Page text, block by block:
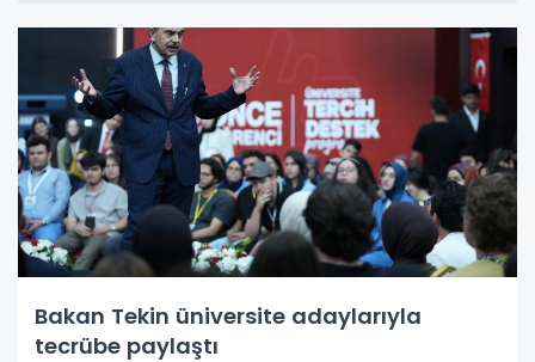
Bakan Tekin üniversite adaylarıyla
tecrübe paylaştı